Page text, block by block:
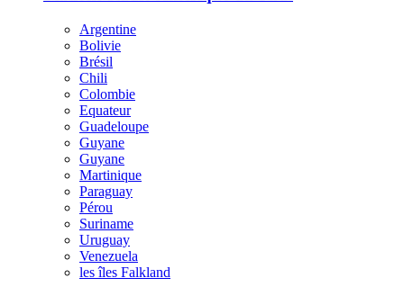
Argentine
Bolivie
Brésil
Chili
Colombie
Equateur
Guadeloupe
Guyane
Guyane
Martinique
Paraguay
Pérou
Suriname
Uruguay
Venezuela
les îles Falkland